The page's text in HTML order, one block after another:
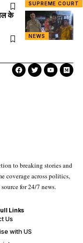
SUPREME COURT
NEWS
के
to breaking stories and
coverage across politics,
for 24/7 news.
Links
Us
with US